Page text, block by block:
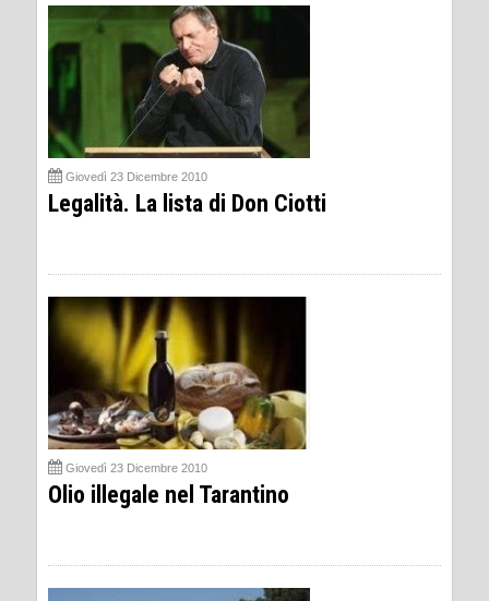
Giovedì 23 Dicembre 2010
Legalità. La lista di Don Ciotti
Giovedì 23 Dicembre 2010
Olio illegale nel Tarantino